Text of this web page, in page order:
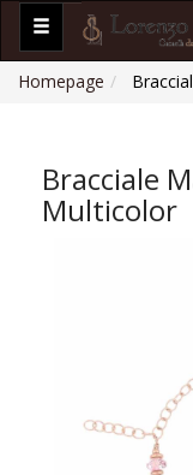
Homepage
Bracciale
Multicolor